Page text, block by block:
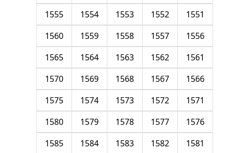
1551
1552
1553
1554
1555
1556
1557
1558
1559
1560
1561
1562
1563
1564
1565
1566
1567
1568
1569
1570
1571
1572
1573
1574
1575
1576
1577
1578
1579
1580
1581
1582
1583
1584
1585